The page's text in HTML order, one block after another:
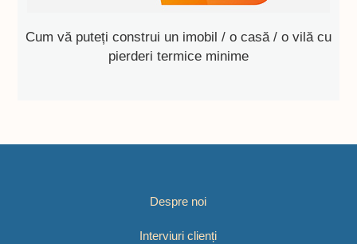
Cum vă puteți construi un imobil / o casă / o vilă cu
pierderi termice minime
Despre noi
Interviuri clienți